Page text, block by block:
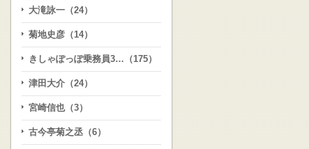
大滝詠一（24）
菊地史彦（14）
きしゃぽっぽ乗務員3…（175）
津田大介（24）
宮崎信也（3）
古今亭菊之丞（6）